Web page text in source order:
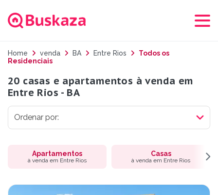
Home venda BA Entre Rios
Todos os
Residenciais
20 casas e apartamentos à venda em
Entre Rios - BA
Apartamentos
à venda em Entre Rios
Casas
à venda em Entre Rios